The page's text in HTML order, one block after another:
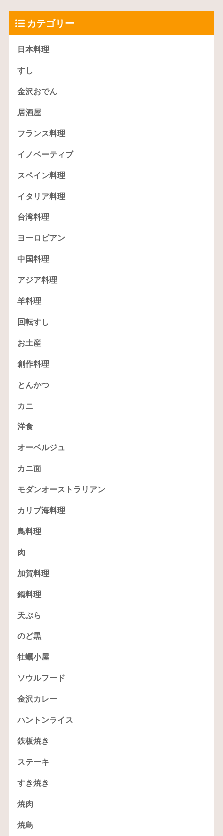
カテゴリー
日本料理
すし
金沢おでん
居酒屋
フランス料理
イノベーティブ
スペイン料理
イタリア料理
台湾料理
ヨーロピアン
中国料理
アジア料理
羊料理
回転すし
お土産
創作料理
とんかつ
カニ
洋食
オーベルジュ
カニ面
モダンオーストラリアン
カリブ海料理
鳥料理
肉
加賀料理
鍋料理
天ぷら
のど黒
牡蠣小屋
ソウルフード
金沢カレー
ハントンライス
鉄板焼き
ステーキ
すき焼き
焼肉
焼鳥